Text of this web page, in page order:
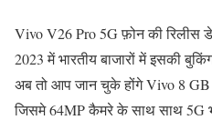
Vivo V26 Pro 5G फ़ोन की रिलीस
2023 में भारतीय बाजारों में इसकी बुकिंग
अब तो आप जान चुके होंगे Vivo 8
जिसमे 64MP कैमरे के साथ साथ 5G